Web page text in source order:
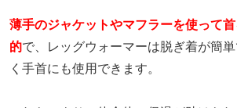
薄手のジャケットやマフラーを使って
的で、レッグウォーマーは脱ぎ着が簡
く手首にも使用できます。